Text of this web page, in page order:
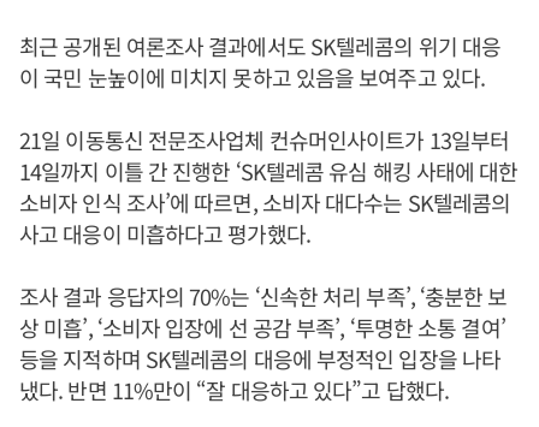
최근 공개된 여론조사 결과에서도 SK텔레콤의 위기 대응
이 국민 눈높이에 미치지 못하고 있음을 보여주고 있다.
21일 이동통신 전문조사업체 컨슈머인사이트가 13일부터
14일까지 이틀 간 진행한 ‘SK텔레콤 유심 해킹 사태에 대한
소비자 인식 조사’에 따르면, 소비자 대다수는 SK텔레콤의
사고 대응이 미흡하다고 평가했다.
조사 결과 응답자의 70%는 ‘신속한 처리 부족’, ‘충분한 보
상 미흡’, ‘소비자 입장에 선 공감 부족’, ‘투명한 소통 결여’
등을 지적하며 SK텔레콤의 대응에 부정적인 입장을 나타
냈다. 반면 11%만이 “잘 대응하고 있다”고 답했다.